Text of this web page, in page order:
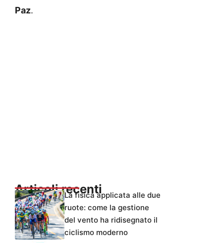
Paz.
Articoli recentiLa fisica applicata alle due
ruote: come la gestione
del vento ha ridisegnato il
ciclismo moderno